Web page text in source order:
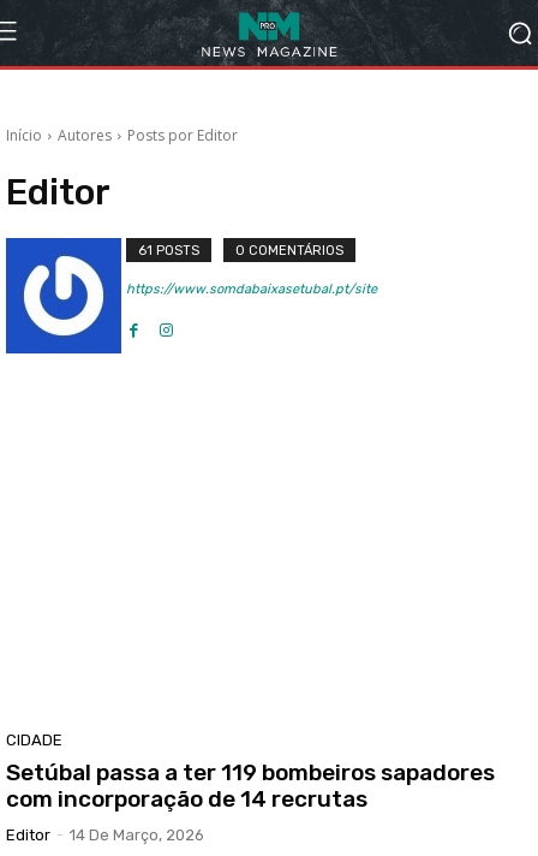
Início Autores Posts por Editor
Editor
61 POSTS 0 COMENTÁRIOS
https://www.somdabaixasetubal.pt/site
CIDADE
Setúbal passa a ter 119 bombeiros sapadores
com incorporação de 14 recrutas
Editor - 14 De Março, 2026